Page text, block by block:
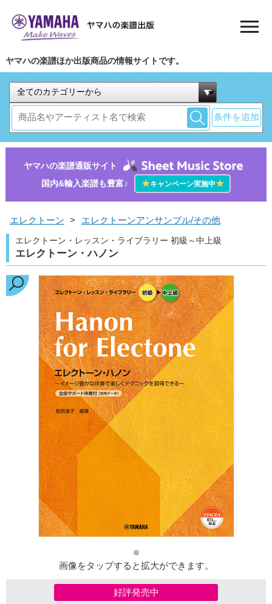
ヤマハの楽譜ほか出版商品の情報サイトです。
条件を追加
ヤマハの楽譜通販サイト
国内&輸入楽譜も豊富♪
★キャンペーン実施中★
エレクトーン > エレクトーンアンサンブル/その他
エレクトーン・レッスン・ライブラリー 初級～中上級
エレクトーン・ハノン
画像をタップすると拡大ができます。
好評発売中